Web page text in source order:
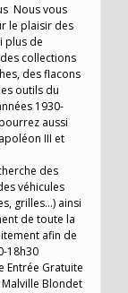
Nous vous
le plaisir des
plus de
collections
des flacons
outils du
1930-
aussi
III et
des
véhicules
grilles…) ainsi
de toute la
afin de
18h30
Entrée Gratuite
Blondet